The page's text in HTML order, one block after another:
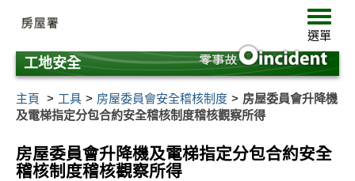
要
內
選
單
選單
工地安全
主頁 工具 房屋委員會安全稽核制度
房屋委員會升降機
及電梯指定分包合約安全稽核制度稽核觀察所得
房屋委員會升降機及電梯指定分包合約安全
稽核制度稽核觀察所得